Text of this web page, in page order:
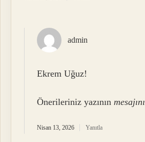
admin
Ekrem Uğuz!
Önerileriniz yazınınmesajını
Nisan 13, 2026 Yanıtla